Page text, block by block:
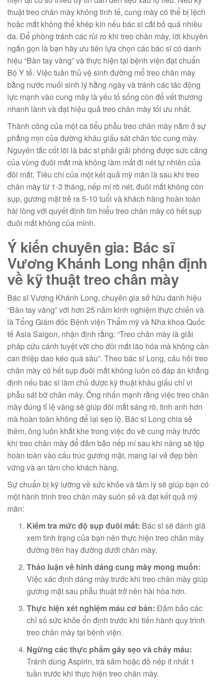
thuật treo chân mày không tinh tế, cung mày có thể bị lệch
hoặc mắt không thể khép kín nếu bác sĩ cắt bỏ quá nhiều
da. Để phòng tránh các rủi ro khi treo chân mày, lời khuyên
ngắn gọn là bạn hãy ưu tiên lựa chọn các bác sĩ có danh
hiệu “Bàn tay vàng” và thực hiện tại bệnh viện đạt chuẩn
Bộ Y tế. Việc tuân thủ vệ sinh đường mổ treo chân mày
bằng nước muối sinh lý hằng ngày và tránh các tác động
lực mạnh vào cung mày là yếu tố sống còn để vết thương
nhanh lành và đạt hiệu quả treo chân mày tối ưu nhất.
Thành công của một ca tiểu phẫu treo chân mày nằm ở sự
phẳng mịn của đường khâu giấu sát chân tóc cung mày.
Nguyên tắc cốt lõi là bác sĩ phải giải phóng được sức căng
của vùng đuôi mắt mà không làm mất đi nét tự nhiên của
đôi mắt. Tiêu chí của một kết quả mỹ mãn là sau khi treo
chân mày từ 1-3 tháng, nếp mí rõ nét, đuôi mắt không còn
sụp, gương mặt trẻ ra 5-10 tuổi và khách hàng hoàn toàn
hài lòng với quyết định tìm hiểu treo chân mày có hết sụp
đuôi mắt không của mình.
Ý kiến chuyên gia: Bác sĩ
Vương Khánh Long nhận định
về kỹ thuật treo chân mày
Bác sĩ Vương Khánh Long, chuyên gia sở hữu danh hiệu
“Bàn tay vàng” với hơn 25 năm kinh nghiệm thực chiến và
là Tổng Giám đốc Bệnh viện Thẩm mỹ và Nha khoa Quốc
tế Asia Saigon, nhận định rằng: “Treo chân mày là giải
pháp cứu cánh tuyệt vời cho đôi mắt lão hóa mà không cần
can thiệp dao kéo quá sâu”. Theo bác sĩ Long, câu hỏi treo
chân mày có hết sụp đuôi mắt không luôn có đáp án khẳng
định nếu bác sĩ làm chủ được kỹ thuật khâu giấu chỉ vi
phẫu sát bờ chân mày. Ông nhấn mạnh rằng việc treo chân
mày đúng tỉ lệ vàng sẽ giúp đôi mắt sáng rõ, tinh anh hơn
mà hoàn toàn không để lại sẹo lộ. Bác sĩ Long chia sẻ
thêm, ông luôn khắt khe trong việc đo vẽ cung mày trước
khi treo chân mày để đảm bảo nếp mí sau khi nâng sẽ tệp
hoàn toàn vào cấu trúc gương mặt, mang lại vẻ đẹp bền
vững và an tâm cho khách hàng.
Sự chuẩn bị kỹ lưỡng về sức khỏe và tâm lý sẽ giúp bạn có
một hành trình treo chân mày suôn sẻ và đạt kết quả mỹ
mãn:
Kiểm tra mức độ sụp đuôi mắt: Bác sĩ sẽ đánh giá
xem tình trạng của bạn nên thực hiện treo chân mày
đường trên hay đường dưới chân mày.
Thảo luận về hình dáng cung mày mong muốn:
Việc xác định dáng mày trước khi treo chân mày giúp
gương mặt sau phẫu thuật trở nên hài hòa hơn.
Thực hiện xét nghiệm máu cơ bản: Đảm bảo các
chỉ số sức khỏe ổn định trước khi tiến hành quy trình
treo chân mày tại bệnh viện.
Ngừng các thực phẩm gây sẹo và chảy máu:
Tránh dùng Aspirin, trà sâm hoặc đồ nếp ít nhất 1
tuần trước khi thực hiện treo chân mày.